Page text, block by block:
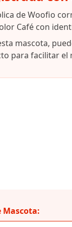
de Woofio
Café con
mascota,
para facilitar el
Mascota: